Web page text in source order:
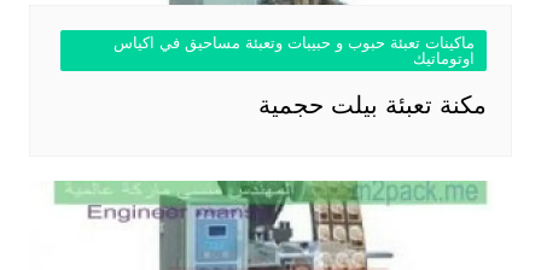
ماكينات تعبئة حبوب و حبيبات وتعبئة مساحيق في اكياس
اوتوماتيك
مكنة تعبئة بيلت حجمية